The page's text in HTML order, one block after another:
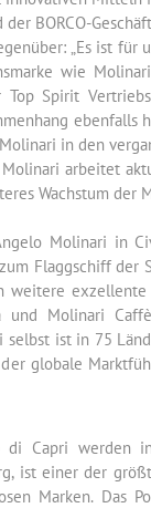
BORCO-
„Es ist
wie
Spirit
ebenfalls
in den
arbeitet
Wachstum der
Molinari in
Flaggschiff der
weitere
und Molinari
selbst ist in 75
globale
Capri werden
ist einer der
Marken. Das